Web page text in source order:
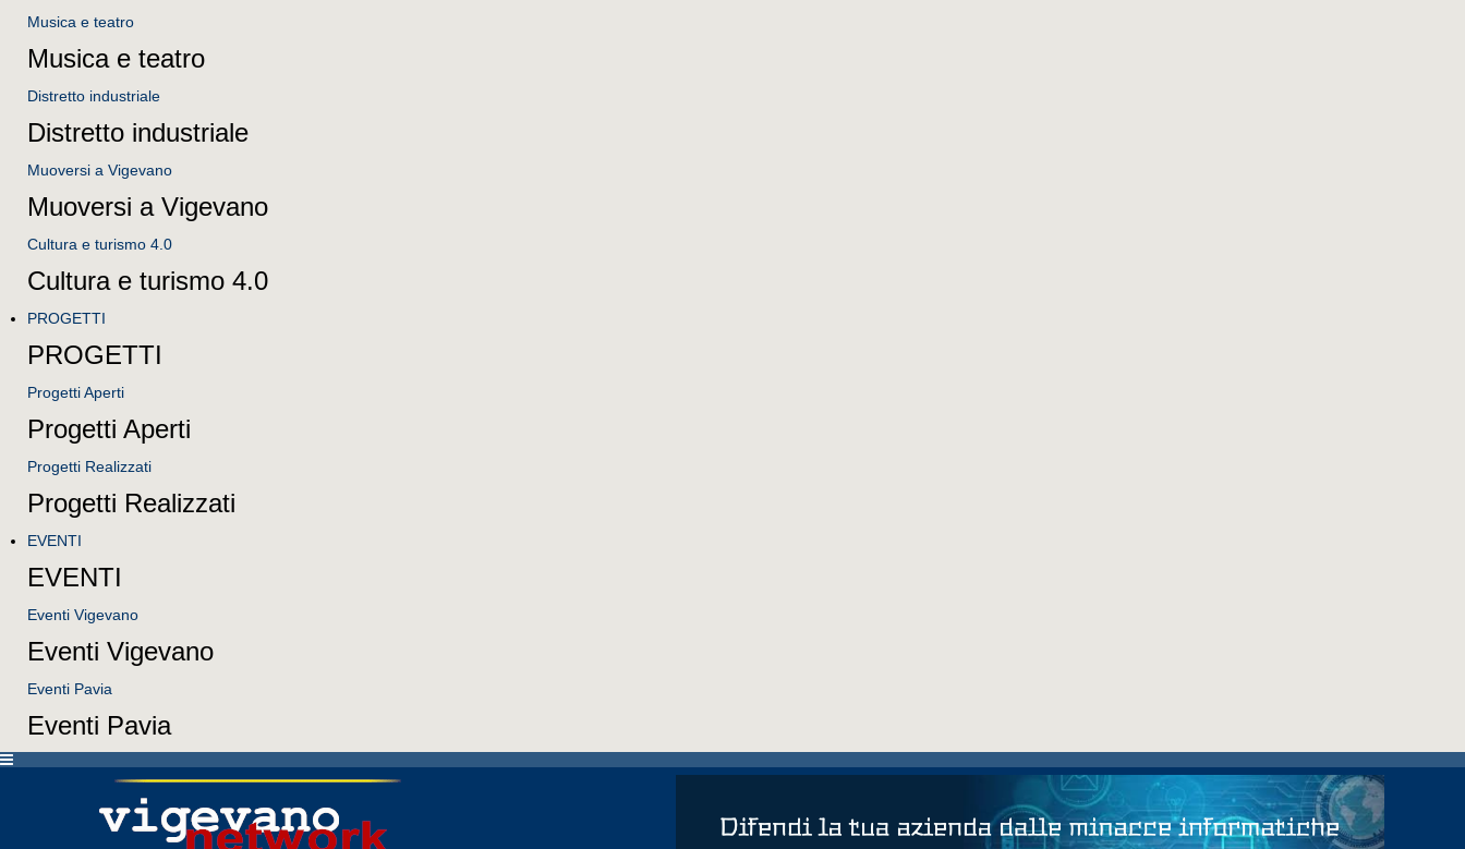
Musica e teatro
Musica e teatro
Distretto industriale
Distretto industriale
Muoversi a Vigevano
Muoversi a Vigevano
Cultura e turismo 4.0
Cultura e turismo 4.0
PROGETTI
PROGETTI
Progetti Aperti
Progetti Aperti
Progetti Realizzati
Progetti Realizzati
EVENTI
EVENTI
Eventi Vigevano
Eventi Vigevano
Eventi Pavia
Eventi Pavia